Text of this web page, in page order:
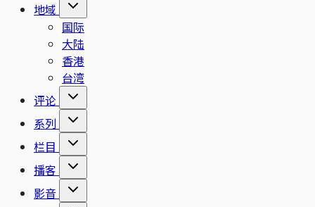
地域
国际
大陆
香港
台湾
评论
系列
栏目
播客
影音